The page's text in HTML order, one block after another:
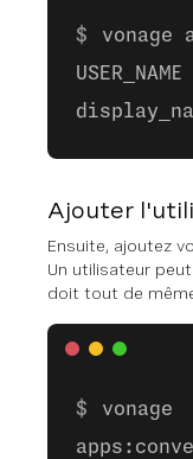
vonage
Ajouter
Ensuite, ajoutez
Un utilisateur
doit tout de
vonage